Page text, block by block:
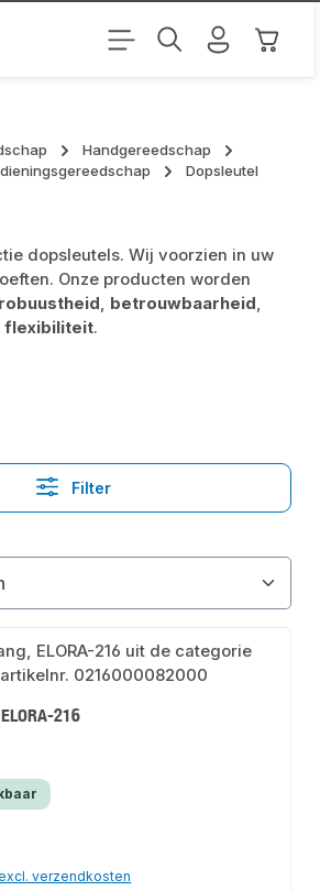
Handgereedschap
Dopsleutel
dopsleutels. Wij voorzien in uw
Onze producten worden
robuustheid, betrouwbaarheid,
flexibiliteit.
Filter
216
verzendkosten